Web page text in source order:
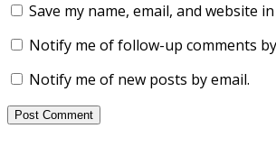
Save my name, email, and website
Notify me of follow-up comments
Notify me of new posts by email.